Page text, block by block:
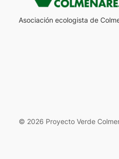
Asociación ecologista de
© 2026 Proyecto Verde